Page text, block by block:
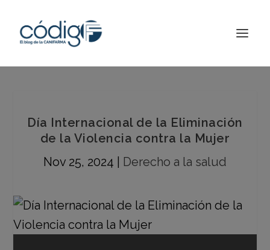
Día Internacional de la Eliminación
de la Violencia contra la Mujer
Nov 25, 2024
Derecho a la salud